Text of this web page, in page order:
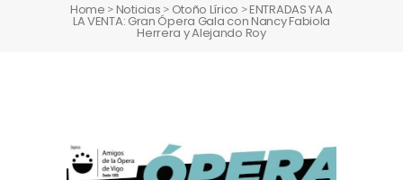
Home >Noticias > Otoño Lírico >ENTRADAS YA A
LA VENTA: Gran Ópera Gala con Nancy Fabiola
Herrera y Alejando Roy